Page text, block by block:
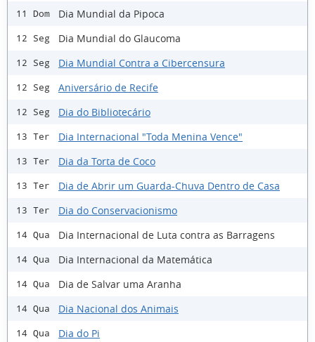
11 Dom Dia Mundial da Pipoca
12 Seg Dia Mundial do Glaucoma
12 Seg Dia Mundial Contra a Cibercensura
12 Seg Aniversário de Recife
12 Seg Dia do Bibliotecário
13 Ter Dia Internacional "Toda Menina Vence"
13 Ter Dia da Torta de Coco
13 Ter Dia de Abrir um Guarda-Chuva Dentro de Casa
13 Ter Dia do Conservacionismo
14 Qua Dia Internacional de Luta contra as Barragens
14 Qua Dia Internacional da Matemática
14 Qua Dia de Salvar uma Aranha
14 Qua Dia Nacional dos Animais
14 Qua Dia do Pi